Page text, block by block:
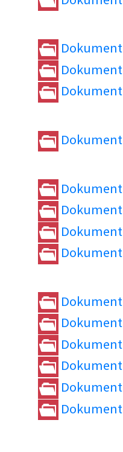
Dokument
Dokument
Dokument
Dokument
Dokument
Dokument
Dokument
Dokument
Dokument
Dokument
Dokument
Dokument
Dokument
Dokument